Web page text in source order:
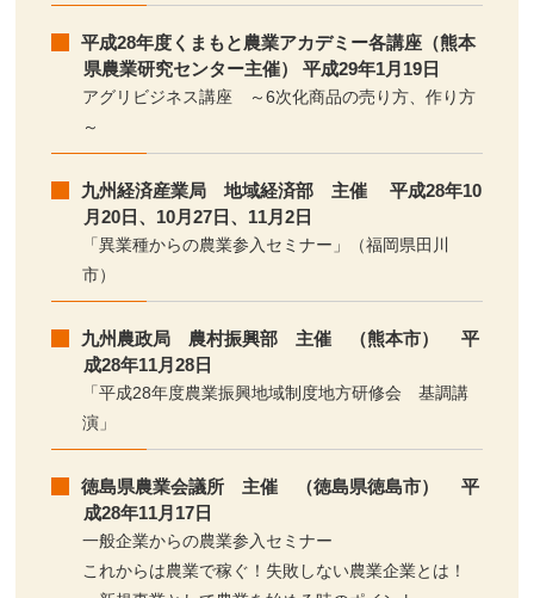
平成28年度くまもと農業アカデミー各講座（熊本
県農業研究センター主催） 平成29年1月19日
アグリビジネス講座 ～6次化商品の売り方、作り方
～
九州経済産業局 地域経済部 主催 平成28年10
月20日、10月27日、11月2日
「異業種からの農業参入セミナー」（福岡県田川
市）
九州農政局 農村振興部 主催 （熊本市） 平
成28年11月28日
「平成28年度農業振興地域制度地方研修会 基調講
演」
徳島県農業会議所 主催 （徳島県徳島市） 平
成28年11月17日
一般企業からの農業参入セミナー
これからは農業で稼ぐ！失敗しない農業企業とは！